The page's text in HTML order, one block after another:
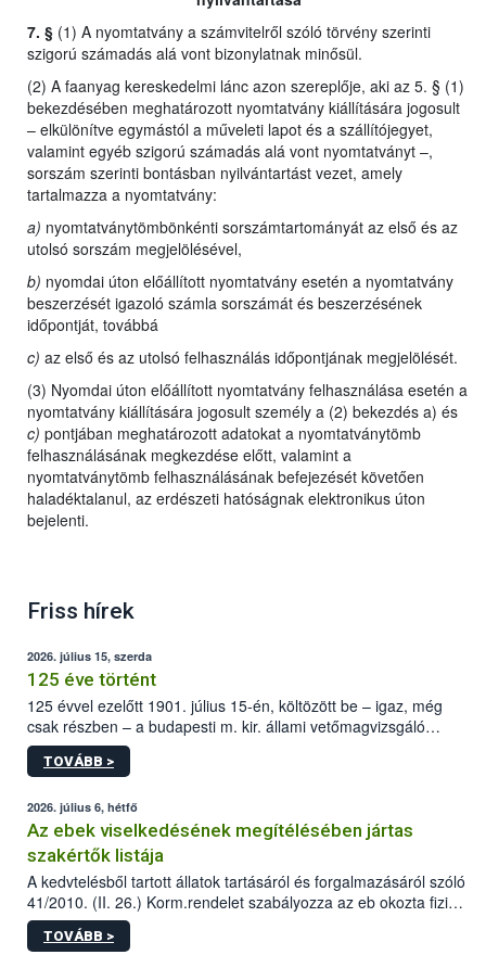
7. § (1) A nyomtatvány a számvitelről szóló törvény szerinti
szigorú számadás alá vont bizonylatnak minősül.
(2) A faanyag kereskedelmi lánc azon szereplője, aki az 5. § (1)
bekezdésében meghatározott nyomtatvány kiállítására jogosult
– elkülönítve egymástól a műveleti lapot és a szállítójegyet,
valamint egyéb szigorú számadás alá vont nyomtatványt –,
sorszám szerinti bontásban nyilvántartást vezet, amely
tartalmazza a nyomtatvány:
a) nyomtatványtömbönkénti sorszámtartományát az első és az
utolsó sorszám megjelölésével,
b) nyomdai úton előállított nyomtatvány esetén a nyomtatvány
beszerzését igazoló számla sorszámát és beszerzésének
időpontját, továbbá
c) az első és az utolsó felhasználás időpontjának megjelölését.
(3) Nyomdai úton előállított nyomtatvány felhasználása esetén a
nyomtatvány kiállítására jogosult személy a (2) bekezdés a) és
c) pontjában meghatározott adatokat a nyomtatványtömb
felhasználásának megkezdése előtt, valamint a
nyomtatványtömb felhasználásának befejezését követően
haladéktalanul, az erdészeti hatóságnak elektronikus úton
bejelenti.
Friss hírek
2026. július 15, szerda
125 éve történt
125 évvel ezelőtt 1901. július 15-én, költözött be – igaz, még
csak részben – a budapesti m. kir. állami vetőmagvizsgáló
állomás a Kis Rókus utca 15. szám alatti, Czigler Győző által
tervezett új épületébe.
TOVÁBB >
2026. július 6, hétfő
Az ebek viselkedésének megítélésében jártas
szakértők listája
A kedvtelésből tartott állatok tartásáról és forgalmazásáról szóló
41/2010. (II. 26.) Korm.rendelet szabályozza az eb okozta fizikai
sérülés, illetve ennek veszélye keletkezésekor felmerülő
hatósági feladatokat, valamint a veszélyes eb tartását és annak
TOVÁBB >